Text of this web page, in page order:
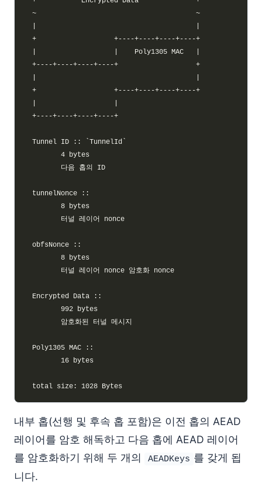
내부 홉(선행 및 후속 홉 포함)은 이전 홉의 AEAD
레이어를 암호 해독하고 다음 홉에 AEAD 레이어
를 암호화하기 위해 두 개의
AEADKeys 를 갖게 됩
니다.